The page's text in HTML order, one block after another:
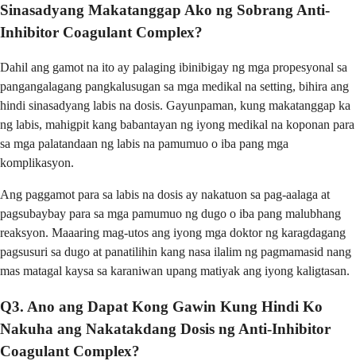
Sinasadyang Makatanggap Ako ng Sobrang Anti-
Inhibitor Coagulant Complex?
Dahil ang gamot na ito ay palaging ibinibigay ng mga propesyonal sa
pangangalagang pangkalusugan sa mga medikal na setting, bihira ang
hindi sinasadyang labis na dosis. Gayunpaman, kung makatanggap ka
ng labis, mahigpit kang babantayan ng iyong medikal na koponan para
sa mga palatandaan ng labis na pamumuo o iba pang mga
komplikasyon.
Ang paggamot para sa labis na dosis ay nakatuon sa pag-aalaga at
pagsubaybay para sa mga pamumuo ng dugo o iba pang malubhang
reaksyon. Maaaring mag-utos ang iyong mga doktor ng karagdagang
pagsusuri sa dugo at panatilihin kang nasa ilalim ng pagmamasid nang
mas matagal kaysa sa karaniwan upang matiyak ang iyong kaligtasan.
Q3. Ano ang Dapat Kong Gawin Kung Hindi Ko
Nakuha ang Nakatakdang Dosis ng Anti-Inhibitor
Coagulant Complex?